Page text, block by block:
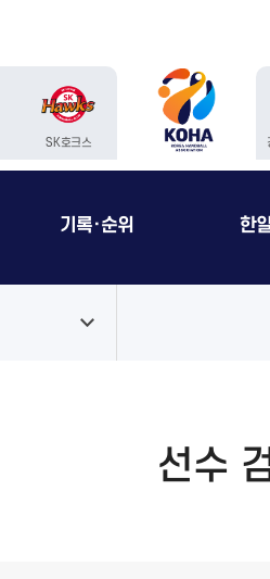
SK호크스
기록·순위 한
선수